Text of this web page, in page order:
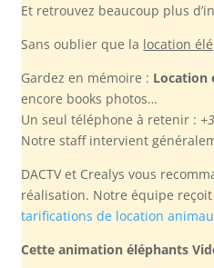
Et retrouvez beaucoup plus
Sans oublier que la location
Gardez en mémoire : Location
encore books photos…
Un seul téléphone à retenir :
Notre staff intervient
DACTV et Crealys vous
réalisation. Notre équipe
tarifications de location
Cette animation éléphants